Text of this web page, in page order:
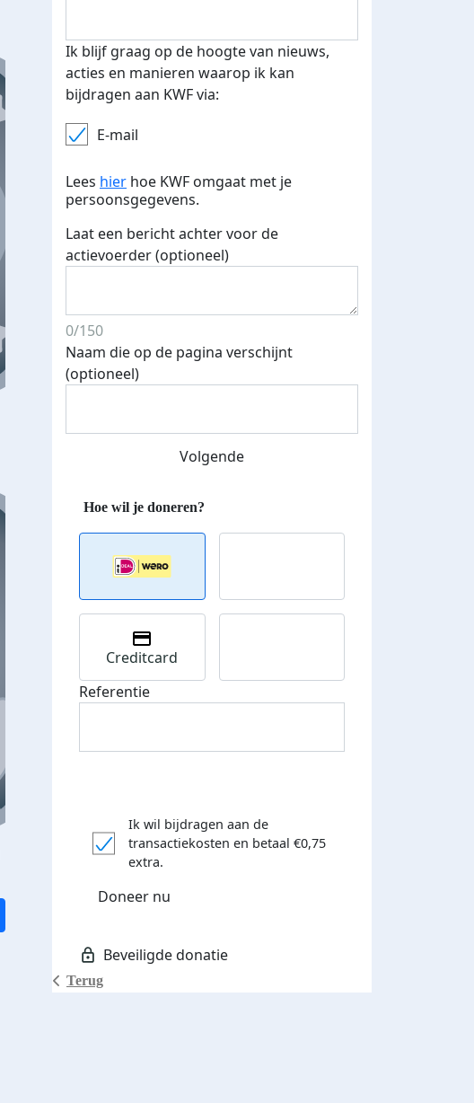
Donateurs bedankt
Ik blijf graag op de hoogte van nieuws,
acties en manieren waarop ik kan
bijdragen aan KWF via:
E-mail
Lees hier hoe KWF omgaat met je
persoonsgegevens.
Laat een bericht achter voor de
actievoerder (optioneel)
0/150
Naam die op de pagina verschijnt
(optioneel)
Volgende
Terug
Creditcard
Referentie
Ik wil bijdragen aan de
transactiekosten en betaal €0,75
extra.
Doneer nu